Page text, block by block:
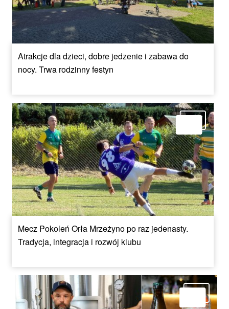
Atrakcje dla dzieci, dobre jedzenie i zabawa do
nocy. Trwa rodzinny festyn
Mecz Pokoleń Orła Mrzeżyno po raz jedenasty.
Tradycja, integracja i rozwój klubu